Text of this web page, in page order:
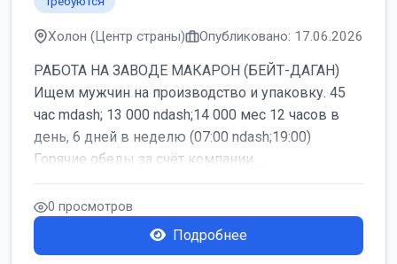
Холон (Центр страны) Опубликовано: 17.06.2026
РАБОТА НА ЗАВОДЕ МАКАРОН (БЕЙТ-ДАГАН)
Ищем мужчин на производство и упаковку. 45
час mdash; 13 000 ndash;14 000 мес 12 часов в
день, 6 дней в неделю (07:00 ndash;19:00)
Горячие обеды за счёт компании ...
0 просмотров
Подробнее